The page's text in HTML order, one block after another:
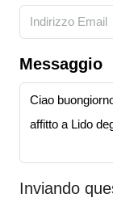
Messaggio
Inviando